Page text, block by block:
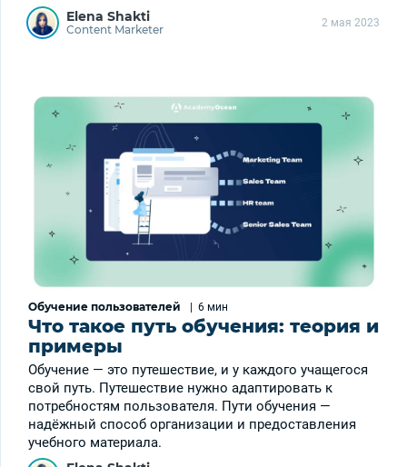
Elena Shakti
Content Marketer 2 мая 2023
Обучение пользователей | 6 мин
Что такое путь обучения: теория и
примеры
Обучение — это путешествие, и у каждого учащегося
свой путь. Путешествие нужно адаптировать к
потребностям пользователя. Пути обучения —
надёжный способ организации и предоставления
учебного материала.